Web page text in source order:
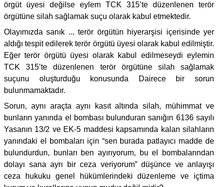
örgüt üyesi değilse eylem TCK 315’te düzenlenen terör
örgütüne silah sağlamak suçu olarak kabul etmektedir.
Olayımızda sanık ... terör örgütün hiyerarşisi içerisinde yer
aldığı tespit edilerek terör örgütü üyesi olarak kabul edilmiştir.
Eğer terör örgütü üyesi olarak kabul edilmeseydi eylemin
TCK 315’te düzenlenen terör örgütüne silah sağlamak
suçunu oluşturduğu konusunda Dairece bir sorun
bulunmamaktadır.
Sorun, aynı araçta aynı kasıt altında silah, mühimmat ve
bunların yanında el bombası bulunduran sanığın 6136 sayılı
Yasanın 13/2 ve EK-5 maddesi kapsamında kalan silahların
yanındaki el bombaları için “sen burada patlayıcı madde de
bulundurdun, bunları ben ayırıyorum, bu el bombalarından
dolayı sana ayrı bir ceza veriyorum” düşünce ve anlayışı
ceza hukuku genel hükümlerindeki düzenleme ve içtima